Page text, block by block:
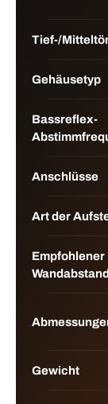
Tief-/
Gehäusetyp
Bassreflex-
Anschlüsse
Art der
Empfohlener
Wandabstand
Gewicht